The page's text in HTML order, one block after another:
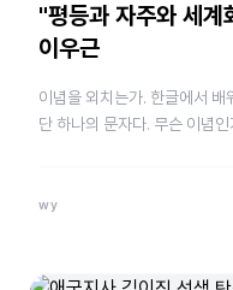
"평등과 자주와 세
이우근
이념을 외치는가. 한글에서 배워라. 한글은 지구상에서 이념을
단 하나의 문자다. 무슨 이념인가. 인간의 정신 활동을 최상의 가치로 여기
wy